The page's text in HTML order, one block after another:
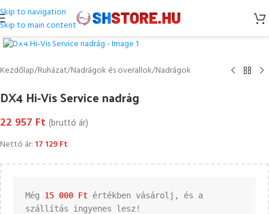
Skip to navigation
Skip to main content
Kattintson a nagyításhoz
Kezdőlap/Ruházat/Nadrágok és overallok/Nadrágok
DX4 Hi-Vis Service nadrág
22 957 Ft (bruttó ár)
Nettó ár: 17 129Ft
Még 15 000 Ft értékben vásárolj, és a
szállítás ingyenes lesz!